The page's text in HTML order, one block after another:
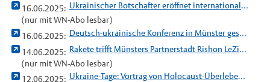
16.06.2025:
Ukrainischer Botschafter eröffnet internationale Konferenz in Münster
(nur mit WN-Abo lesbar)
16.06.2025:
Deutsch-ukrainische Konferenz in Münster gestartet
14.06.2025:
Rakete trifft Münsters Partnerstadt Rishon LeZion – Tote und Verwundete
(nur mit WN-Abo lesbar)
12.06.2025:
Ukraine-Tage: Vortrag von Holocaust-Überlebendem Borys Zabarko